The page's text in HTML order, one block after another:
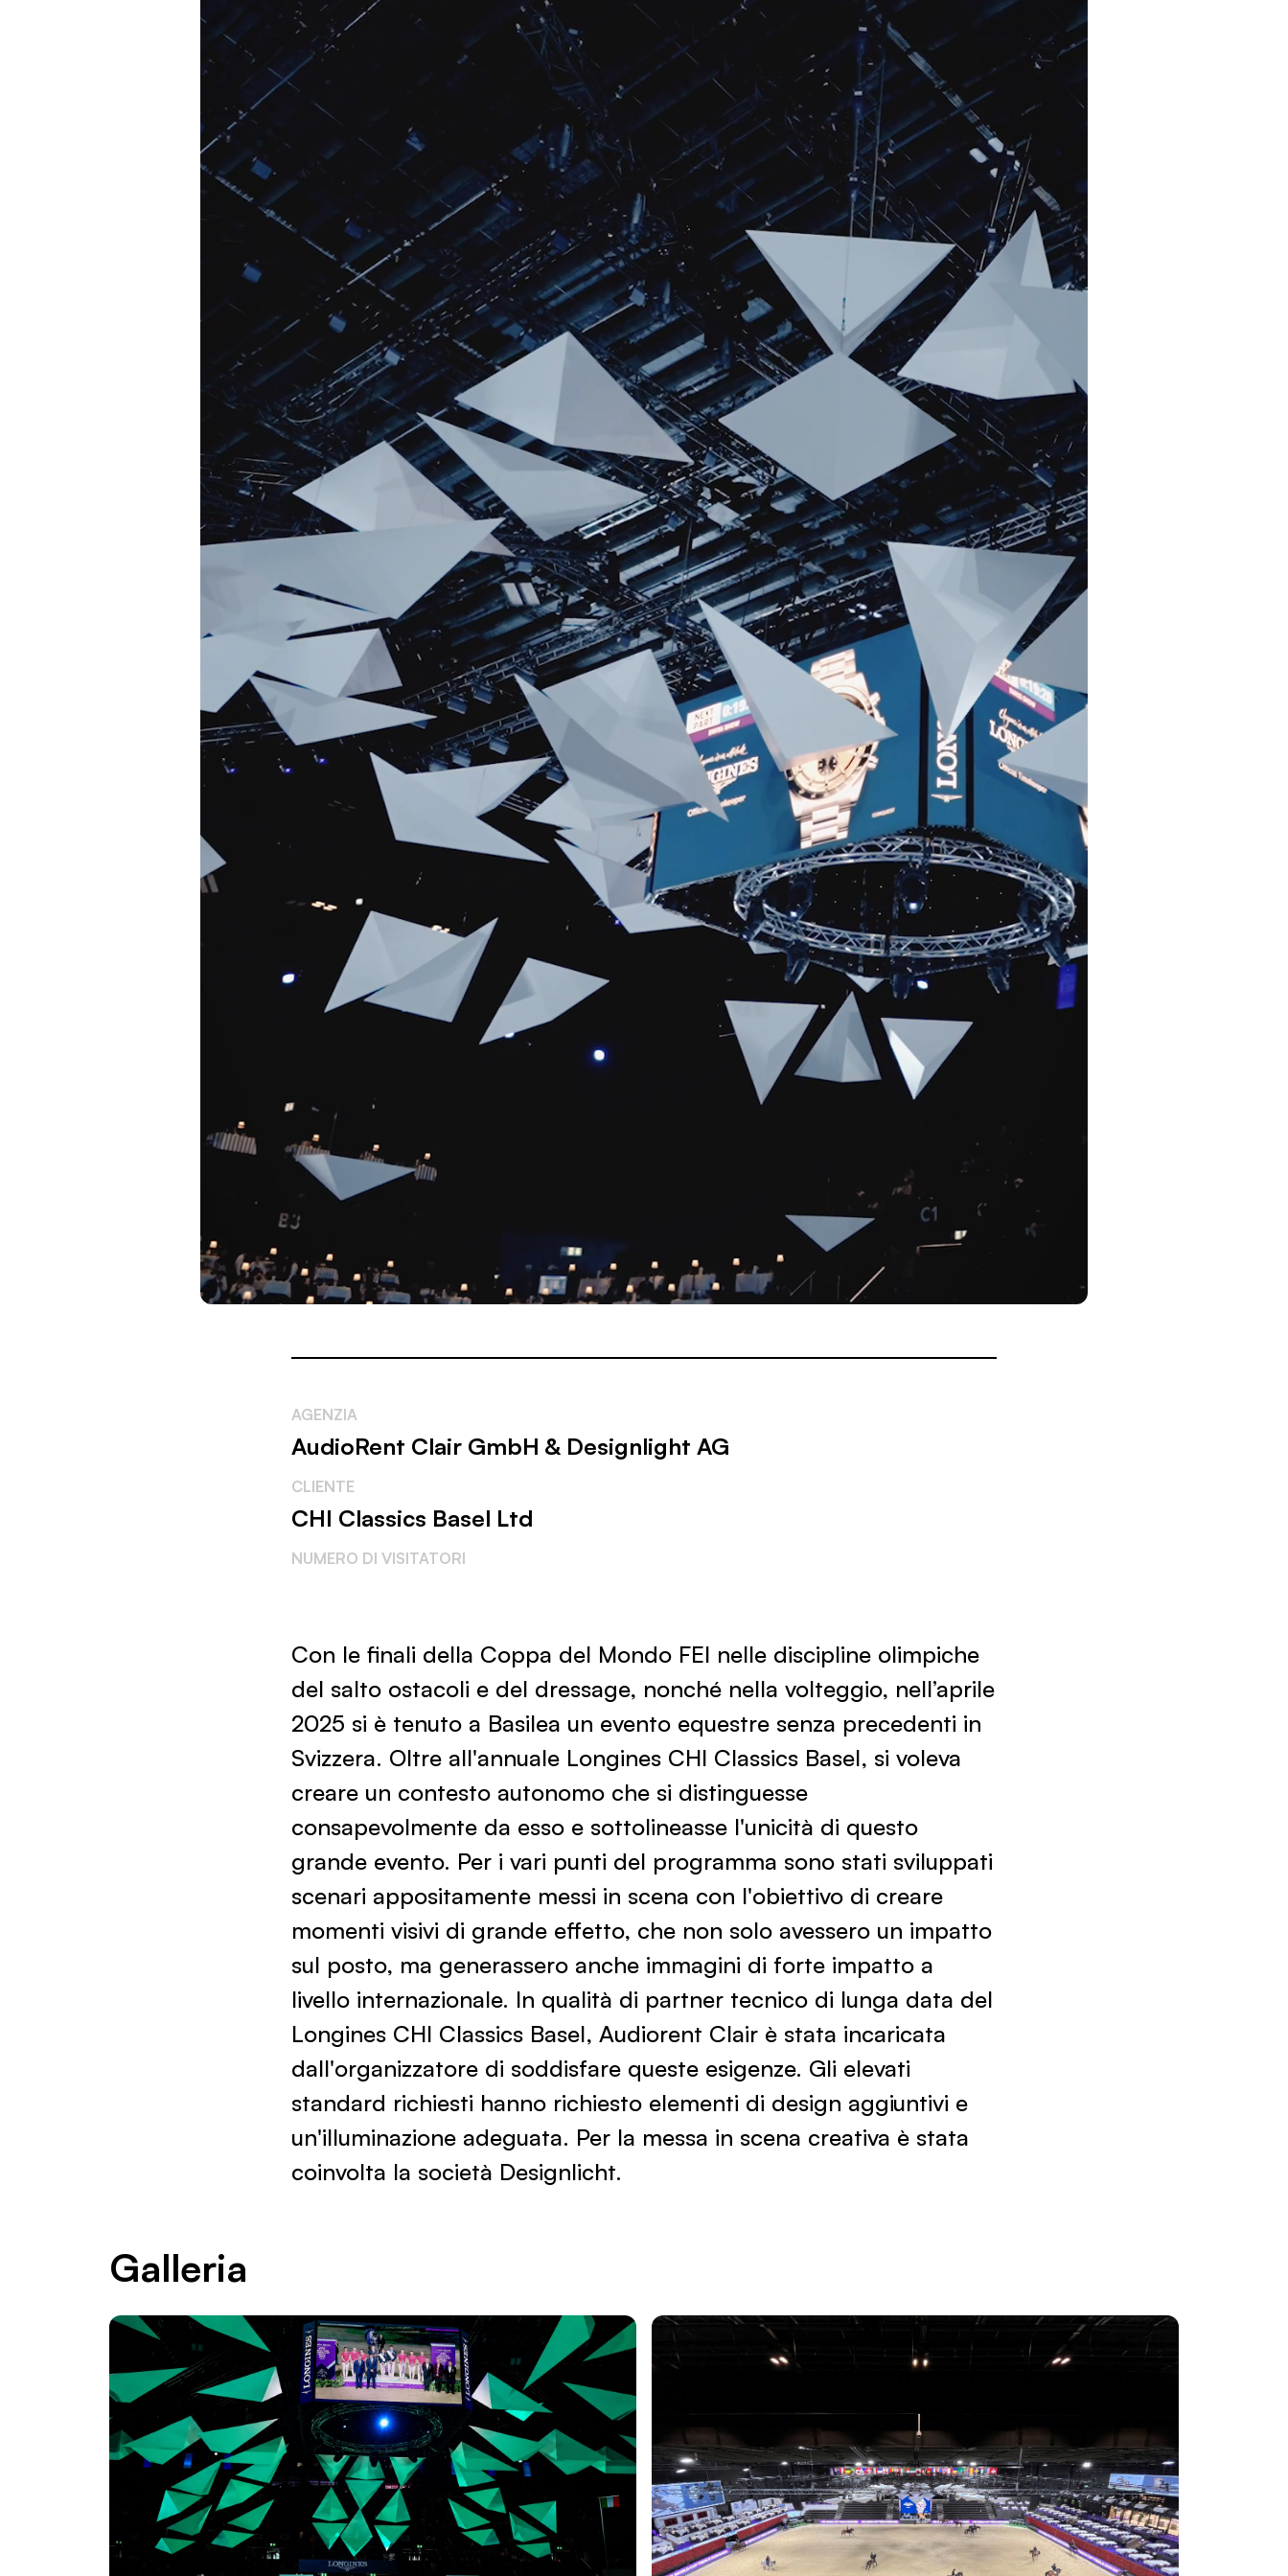
AGENZIA
AudioRent Clair GmbH & Designlight AG
CLIENTE
CHI Classics Basel Ltd
NUMERO DI VISITATORI
Con le finali della Coppa del Mondo FEI nelle discipline olimpiche
del salto ostacoli e del dressage, nonché nella volteggio, nell’aprile
2025 si è tenuto a Basilea un evento equestre senza precedenti in
Svizzera. Oltre all'annuale Longines CHI Classics Basel, si voleva
creare un contesto autonomo che si distinguesse
consapevolmente da esso e sottolineasse l'unicità di questo
grande evento. Per i vari punti del programma sono stati sviluppati
scenari appositamente messi in scena con l'obiettivo di creare
momenti visivi di grande effetto, che non solo avessero un impatto
sul posto, ma generassero anche immagini di forte impatto a
livello internazionale. In qualità di partner tecnico di lunga data del
Longines CHI Classics Basel, Audiorent Clair è stata incaricata
dall'organizzatore di soddisfare queste esigenze. Gli elevati
standard richiesti hanno richiesto elementi di design aggiuntivi e
un'illuminazione adeguata. Per la messa in scena creativa è stata
coinvolta la società Designlicht.
Galleria